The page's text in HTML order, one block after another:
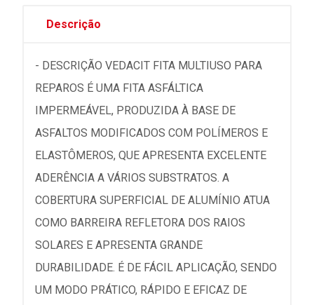
Descrição
- DESCRIÇÃO VEDACIT FITA MULTIUSO PARA
REPAROS É UMA FITA ASFÁLTICA
IMPERMEÁVEL, PRODUZIDA À BASE DE
ASFALTOS MODIFICADOS COM POLÍMEROS E
ELASTÔMEROS, QUE APRESENTA EXCELENTE
ADERÊNCIA A VÁRIOS SUBSTRATOS. A
COBERTURA SUPERFICIAL DE ALUMÍNIO ATUA
COMO BARREIRA REFLETORA DOS RAIOS
SOLARES E APRESENTA GRANDE
DURABILIDADE. É DE FÁCIL APLICAÇÃO, SENDO
UM MODO PRÁTICO, RÁPIDO E EFICAZ DE